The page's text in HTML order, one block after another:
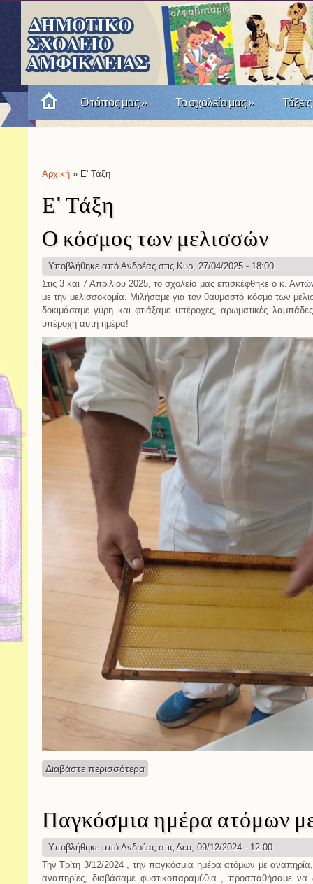
Ο τόπος μας» Το σχολείο μας» Τάξεις
Είστε εδώ
Αρχική » Ε' Τάξη
Ε' Τάξη
Ο κόσμος των μελισσών
Υποβλήθηκε από Ανδρέας στις Κυρ, 27/04/2025 - 18:00.
Στις 3 και 7 Απριλίου 2025, το σχολείο μας επισκέφθηκε ο κ.
με την μελισσοκομία. Μιλήσαμε για τον θαυμαστό κόσμο των
δοκιμάσαμε γύρη και φτιάξαμε υπέροχες, αρωματικές
υπέροχη αυτή ημέρα!
Διαβάστε περισσότερα
Παγκόσμια ημέρα ατόμων
Υποβλήθηκε από Ανδρέας στις Δευ, 09/12/2024 - 12:00.
Την Τρίτη 3/12/2024 , την παγκόσμια ημέρα ατόμων με
αναπηρίες, διαβάσαμε φυστικοπαραμύθια , προσπαθήσαμε να